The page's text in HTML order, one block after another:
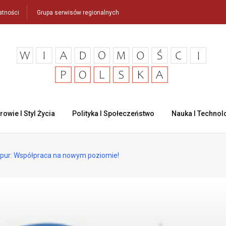
Grupa serwisów regionalnych
I Styl Życia Polityka I Społeczeństwo Nauka I
Współpraca na nowym poziomie!